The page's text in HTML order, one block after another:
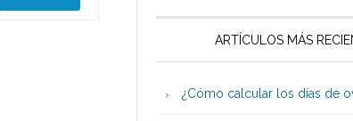
ARTÍCULOS MÁS
¿Cómo calcular los días de